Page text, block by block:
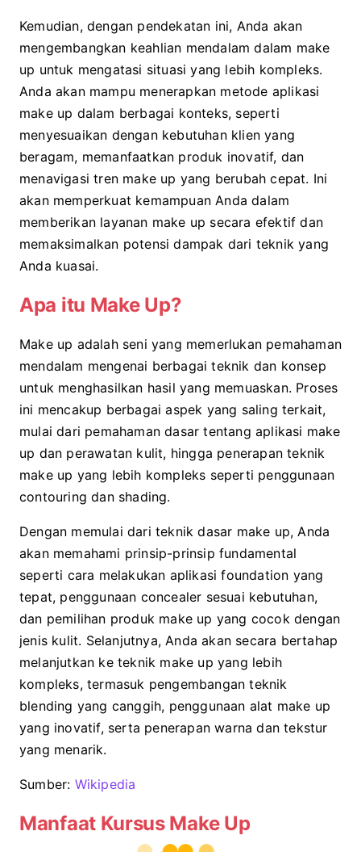
Kemudian, dengan pendekatan ini, Anda akan
mengembangkan keahlian mendalam dalam make
up untuk mengatasi situasi yang lebih kompleks.
Anda akan mampu menerapkan metode aplikasi
make up dalam berbagai konteks, seperti
menyesuaikan dengan kebutuhan klien yang
beragam, memanfaatkan produk inovatif, dan
menavigasi tren make up yang berubah cepat. Ini
akan memperkuat kemampuan Anda dalam
memberikan layanan make up secara efektif dan
memaksimalkan potensi dampak dari teknik yang
Anda kuasai.
Apa itu Make Up?
Make up adalah seni yang memerlukan pemahaman
mendalam mengenai berbagai teknik dan konsep
untuk menghasilkan hasil yang memuaskan. Proses
ini mencakup berbagai aspek yang saling terkait,
mulai dari pemahaman dasar tentang aplikasi make
up dan perawatan kulit, hingga penerapan teknik
make up yang lebih kompleks seperti penggunaan
contouring dan shading.
Dengan memulai dari teknik dasar make up, Anda
akan memahami prinsip-prinsip fundamental
seperti cara melakukan aplikasi foundation yang
tepat, penggunaan concealer sesuai kebutuhan,
dan pemilihan produk make up yang cocok dengan
jenis kulit. Selanjutnya, Anda akan secara bertahap
melanjutkan ke teknik make up yang lebih
kompleks, termasuk pengembangan teknik
blending yang canggih, penggunaan alat make up
yang inovatif, serta penerapan warna dan tekstur
yang menarik.
Sumber: Wikipedia
Manfaat Kursus Make Up